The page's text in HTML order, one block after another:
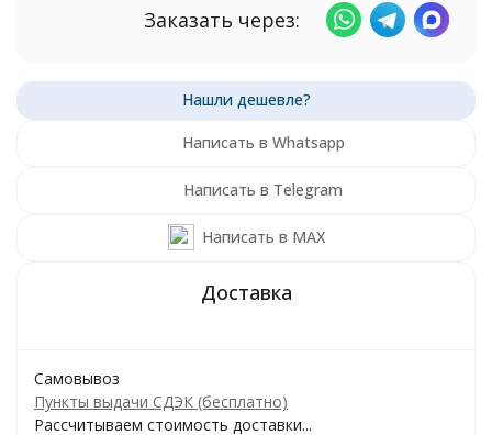
Заказать через:
Написать в Whatsapp
Написать в Telegram
Написать в MAX
Самовывоз
Пункты выдачи СДЭК (бесплатно)
Рассчитываем стоимость доставки...